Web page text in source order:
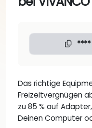
****
Das richtige
Freizeitvergnügen
zu 85 % auf
Deinen Computer